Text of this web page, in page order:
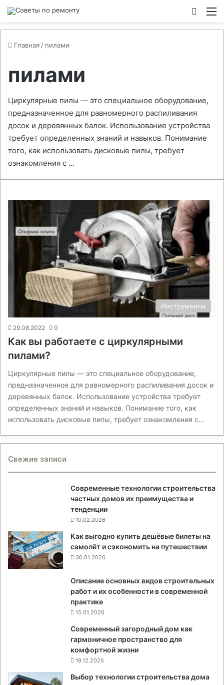
Главная / пилами
пилами
Циркулярные пилы — это специальное оборудование,
предназначенное для равномерного распиливания
досок и деревянных балок. Использование устройства
требует определенных знаний и навыков. Понимание
того, как использовать дисковые пилы, требует
ознакомления с …
Инструменты
29.08.2022 0
Как вы работаете с циркулярными
пилами?
Циркулярные пилы — это специальное оборудование,
предназначенное для равномерного распиливания досок и
деревянных балок. Использование устройства требует
определенных знаний и навыков. Понимание того, как
использовать дисковые пилы, требует ознакомления с…
Свежие записи
Современные технологии строительства
частных домов их преимущества и
тенденции
10.02.2026
Как выгодно купить дешёвые билеты на
самолёт и сэкономить на путешествии
30.01.2026
Описание основных видов строительных
работ и их особенности в современной
практике
15.01.2026
Современный загородный дом как
гармоничное пространство для
комфортной жизни
19.12.2025
Выбор технологии строительства дома